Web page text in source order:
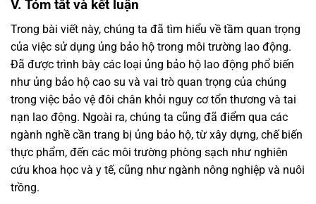
V. Tóm tắt và kết luận
Trong bài viết này, chúng ta đã tìm hiểu về tầm quan trọng
của việc sử dụng ủng bảo hộ trong môi trường lao động.
Đã được trình bày các loại ủng bảo hộ lao động phổ biến
như ủng bảo hộ cao su và vai trò quan trọng của chúng
trong việc bảo vệ đôi chân khỏi nguy cơ tổn thương và tai
nạn lao động. Ngoài ra, chúng ta cũng đã điểm qua các
ngành nghề cần trang bị ủng bảo hộ, từ xây dựng, chế biến
thực phẩm, đến các môi trường phòng sạch như nghiên
cứu khoa học và y tế, cũng như ngành nông nghiệp và nuôi
trồng.